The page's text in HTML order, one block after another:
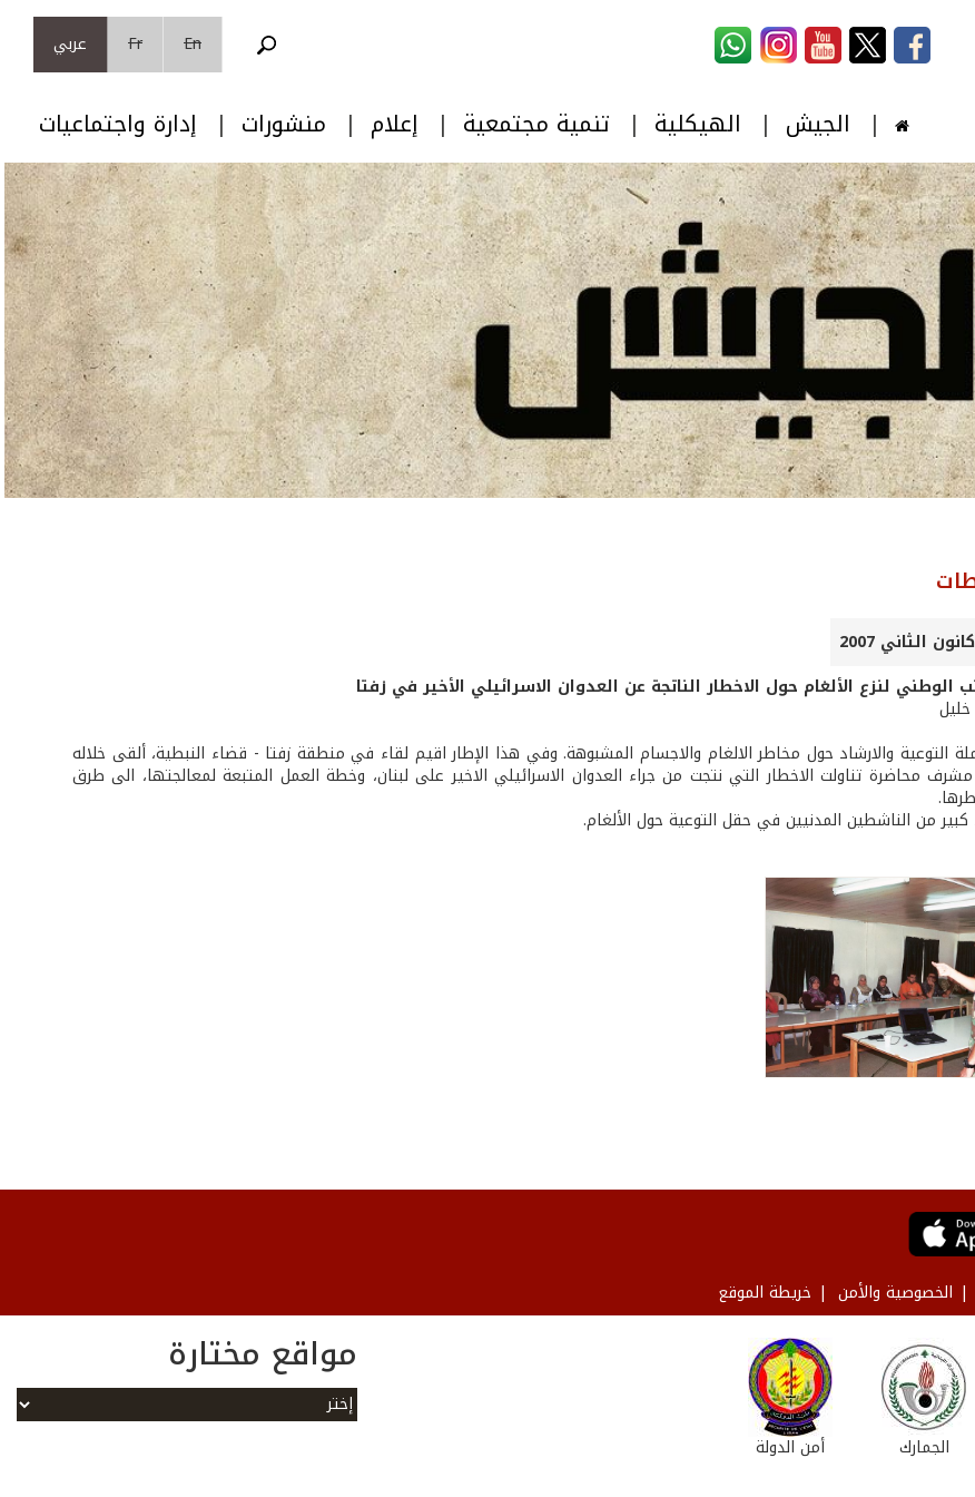
En
Fr عربي
الجيش الهيكلية تنمية مجتمعية إعلام منشورات إدارة واجتماعيات
الوطني لنزع الألغام حول الاخطار الناتجة عن العدوان الاسرائيلي الأخير في زفتا
التوعية والارشاد حول مخاطر الالغام والاجسام المشبوهة. وفي هذا الإطار اقيم لقاء في منطقة زفتا - قضاء النبطية، ألقى خلاله
محاضرة تناولت الاخطار التي نتجت من جراء العدوان الاسرائيلي الاخير على لبنان، وخطة العمل المتبعة لمعالجتها، الى طرق
من الناشطين المدنيين في حقل التوعية حول الألغام.
الخصوصية والأمن خريطة الموقع
أمن الدولة الجمارك
مواقع مختارة